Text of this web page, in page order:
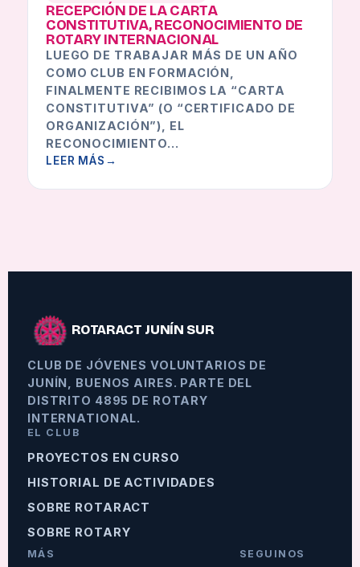
RECEPCIÓN DE LA CARTA
CONSTITUTIVA, RECONOCIMIENTO DE
ROTARY INTERNACIONAL
LUEGO DE TRABAJAR MÁS DE UN AÑO
COMO CLUB EN FORMACIÓN,
FINALMENTE RECIBIMOS LA “CARTA
CONSTITUTIVA” (O “CERTIFICADO DE
ORGANIZACIÓN”), EL
RECONOCIMIENTO…
LEER MÁS
ROTARACT JUNÍN SUR
CLUB DE JÓVENES VOLUNTARIOS DE
JUNÍN, BUENOS AIRES. PARTE DEL
DISTRITO 4895 DE ROTARY
INTERNATIONAL.
EL CLUB
PROYECTOS EN CURSO
HISTORIAL DE ACTIVIDADES
SOBRE ROTARACT
SOBRE ROTARY
MÁS SEGUINOS